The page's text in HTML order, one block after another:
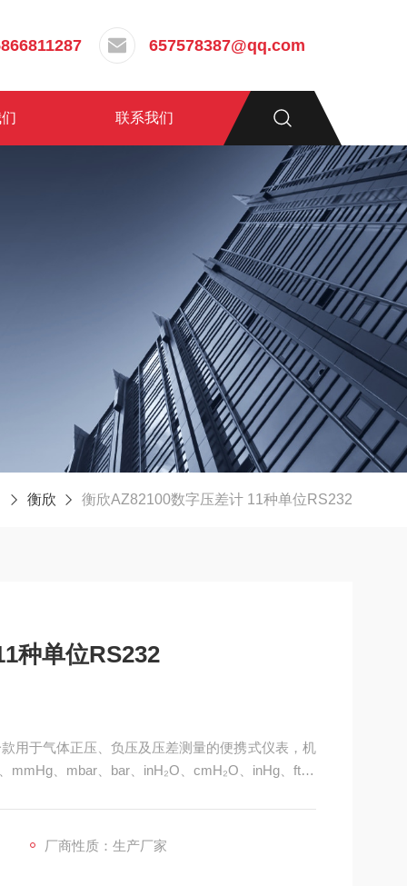
657578387@qq.com
联系我们
衡欣 衡欣AZ82100数字压差计 11种单位RS232
种单位RS232
用于气体正压、负压及压差测量的便携式仪表，机
、mbar、bar、inH₂O、cmH₂O、inHg、ftH₂
厂商性质：生产厂家